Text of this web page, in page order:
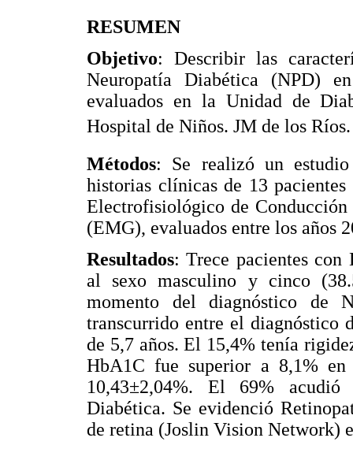
RESUMEN
Objetivo: Describir las
Neuropatía Diabética (NPD)
evaluados en la Unidad de
Hospital de Niños. JM de los Ríos.
Métodos: Se realizó un
historias clínicas de 13
Electrofisiológico de
(EMG), evaluados entre los años
Resultados: Trece pacientes
al sexo masculino y cinco
momento del diagnóstico de
transcurrido entre el diagnóstico
de 5,7 años. El 15,4% tenía
HbA1C fue superior a 8,1%
10,43±2,04%. El 69%
Diabética. Se evidenció
de retina (Joslin Vision Network)